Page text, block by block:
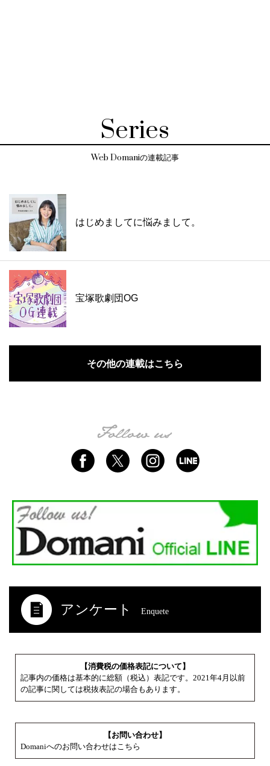
Series
Web Domaniの連載記事
はじめましてに悩みまして。
宝塚歌劇団OG
その他の連載はこちら
アンケート Enquete
【消費税の価格表記について】
記事内の価格は基本的に総額（税込）表記です。2021年4月以前
の記事に関しては税抜表記の場合もあります。
【お問い合わせ】
Domaniへのお問い合わせはこちら